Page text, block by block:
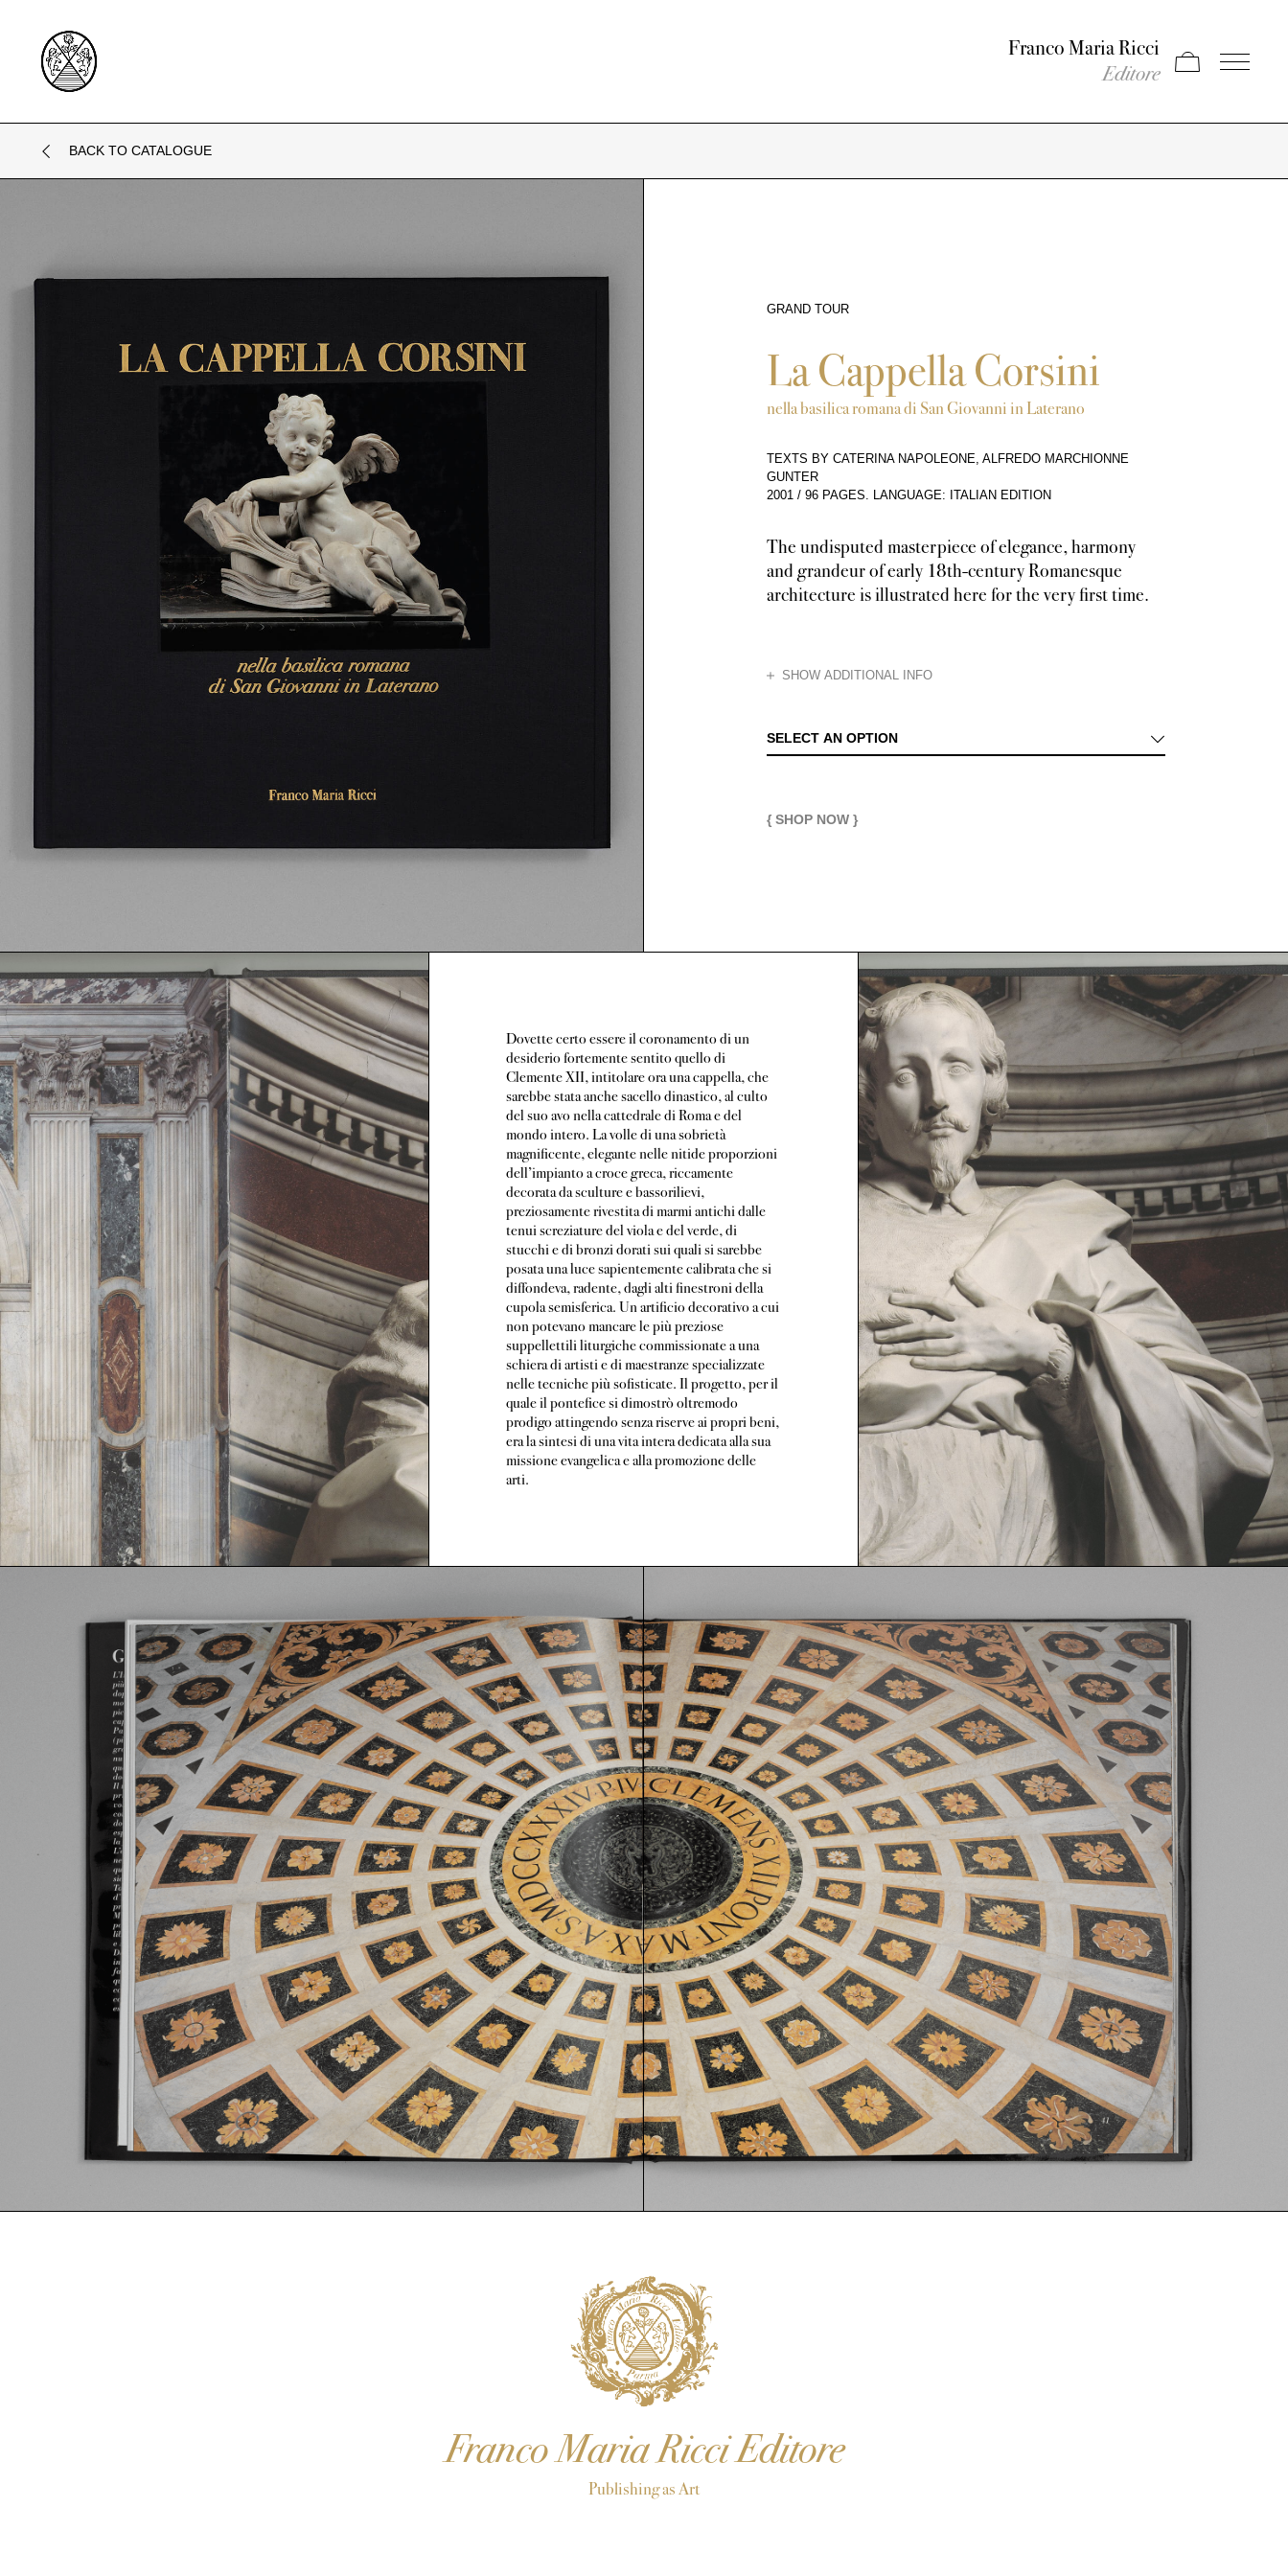
Franco Maria Ricci
Editore Apri carrello
Apri il
BACK TO CATALOGUE
GRAND TOUR
La Cappella Corsini
nella basilica romana di San Giovanni in Laterano
TEXTS BY CATERINA NAPOLEONE, ALFREDO MARCHIONNE
GUNTER
2001 / 96 PAGES. LANGUAGE: ITALIAN EDITION
The undisputed masterpiece of elegance, harmony
and grandeur of early 18th-century Romanesque
architecture is illustrated here for the very first time.
SHOW ADDITIONAL INFO
Stately and magnificent, the Corsini Chapel in San Giovanni in Laterano boasts an
SELECT AN OPTION
{ SHOP NOW }
Dovette certo essere il coronamento di un
desiderio fortemente sentito quello di
Clemente XII, intitolare ora una cappella, che
sarebbe stata anche sacello dinastico, al culto
del suo avo nella cattedrale di Roma e del
mondo intero. La volle di una sobrietà
magnificente, elegante nelle nitide proporzioni
dell’impianto a croce greca, riccamente
decorata da sculture e bassorilievi,
preziosamente rivestita di marmi antichi dalle
tenui screziature del viola e del verde, di
stucchi e di bronzi dorati sui quali si sarebbe
posata una luce sapientemente calibrata che si
diffondeva, radente, dagli alti finestroni della
cupola semisferica. Un artificio decorativo a cui
non potevano mancare le più preziose
suppellettili liturgiche commissionate a una
schiera di artisti e di maestranze specializzate
nelle tecniche più sofisticate. Il progetto, per il
quale il pontefice si dimostrò oltremodo
prodigo attingendo senza riserve ai propri beni,
era la sintesi di una vita intera dedicata alla sua
missione evangelica e alla promozione delle
arti.
Franco Maria Ricci Editore
Publishing as Art